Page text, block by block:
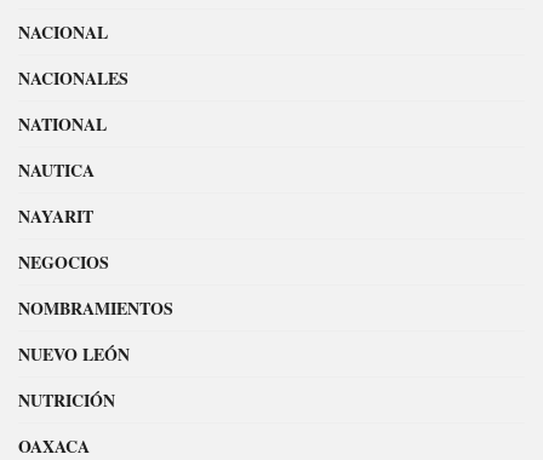
NACIONAL
NACIONALES
NATIONAL
NAUTICA
NAYARIT
NEGOCIOS
NOMBRAMIENTOS
NUEVO LEÓN
NUTRICIÓN
OAXACA